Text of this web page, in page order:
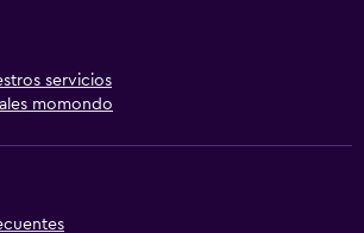
servicios
momondo